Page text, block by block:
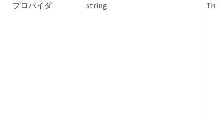
プロバイダ string True